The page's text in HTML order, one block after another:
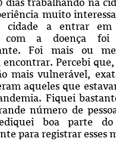
dias trabalhando na
muito
cidade a entrar em
com a doença foi
Foi mais ou
encontrar.Percebi
mais vulnerável,
aqueles que
Fiquei
número de
boa parte
para registrar esses